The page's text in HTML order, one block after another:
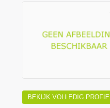
BEKIJK VOLLEDIG PROFIEL